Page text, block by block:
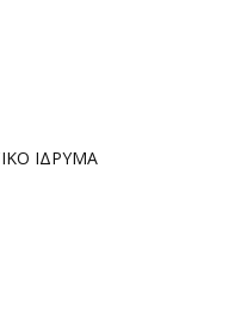
ΙΔΡΥΜΑ